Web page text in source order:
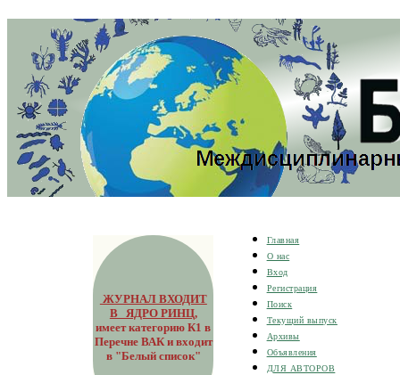
ЖУРНАЛ ВХОДИТ
В ЯДРО РИНЦ,
имеет категорию К1 в
Перечне ВАК и входит
в "Белый список"
Главная
О нас
Вход
Регистрация
Поиск
Текущий выпуск
Архивы
Объявления
ДЛЯ АВТОРОВ